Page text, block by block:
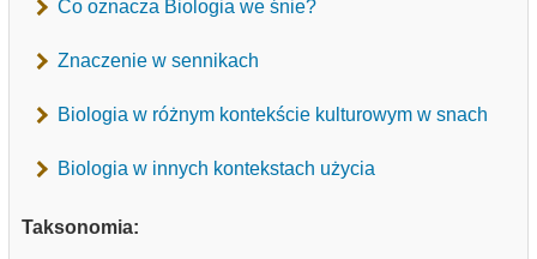
Co oznacza Biologia we śnie?
Znaczenie w sennikach
Biologia w różnym kontekście kulturowym w snach
Biologia w innych kontekstach użycia
Taksonomia: